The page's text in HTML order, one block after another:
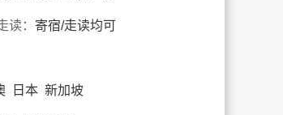
读： 寄宿/走读均可
日本 新加坡